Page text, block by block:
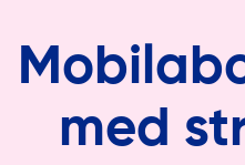
Mobil
med